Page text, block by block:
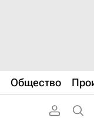
Общество